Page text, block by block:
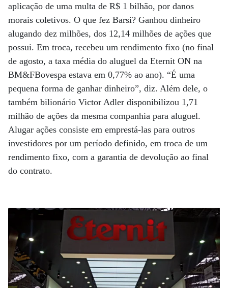
aplicação de uma multa de R$ 1 bilhão, por danos
morais coletivos. O que fez Barsi? Ganhou dinheiro
alugando dez milhões, dos 12,14 milhões de ações que
possui. Em troca, recebeu um rendimento fixo (no final
de agosto, a taxa média do aluguel da Eternit ON na
BM&FBovespa estava em 0,77% ao ano). “É uma
pequena forma de ganhar dinheiro”, diz. Além dele, o
também bilionário Victor Adler disponibilizou 1,71
milhão de ações da mesma companhia para aluguel.
Alugar ações consiste em emprestá-las para outros
investidores por um período definido, em troca de um
rendimento fixo, com a garantia de devolução ao final
do contrato.